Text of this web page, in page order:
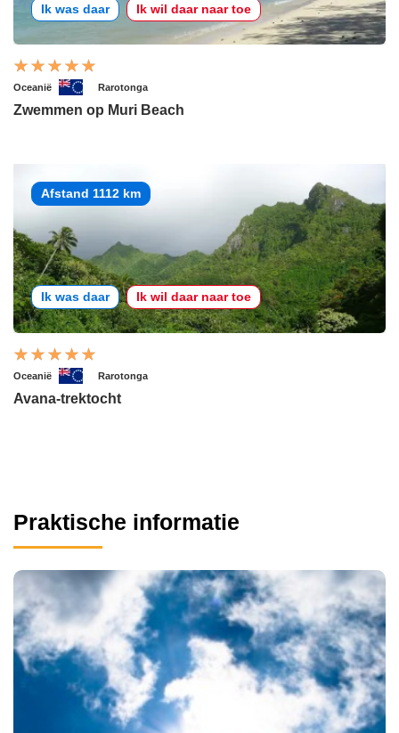
Ik was daar Ik wil daar naar toe
Oceanië Rarotonga
Zwemmen op Muri Beach
Afstand 1112 km
Ik was daar Ik wil daar naar toe
Oceanië Rarotonga
Avana-trektocht
Praktische informatie